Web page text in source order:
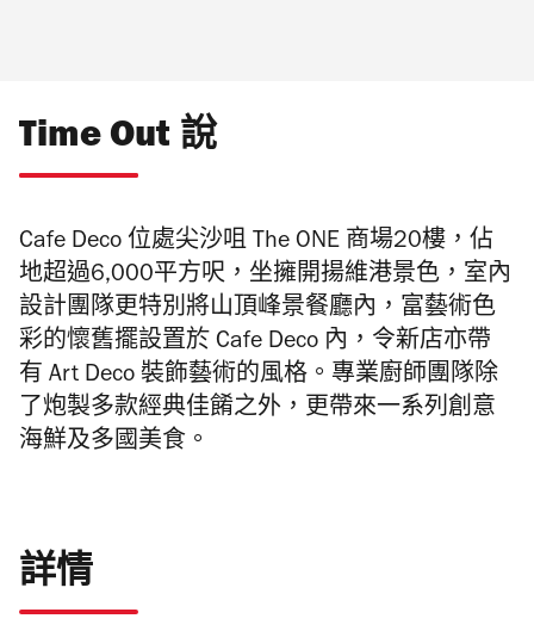
Time Out 說
Cafe Deco 位處尖沙咀 The ONE 商場20樓，佔
地超過6,000平方呎，坐擁開揚維港景色，室內
設計團隊更特別將山頂峰景餐廳內，富藝術色
彩的懷舊擺設置於 Cafe Deco 內，令新店亦帶
有 Art Deco 裝飾藝術的風格。專業廚師團隊除
了炮製多款經典佳餚之外，更帶來一系列創意
海鮮及多國美食。
詳情